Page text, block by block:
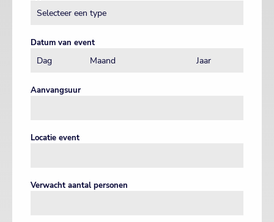
Datum van event
Aanvangsuur
Locatie event
Verwacht aantal personen